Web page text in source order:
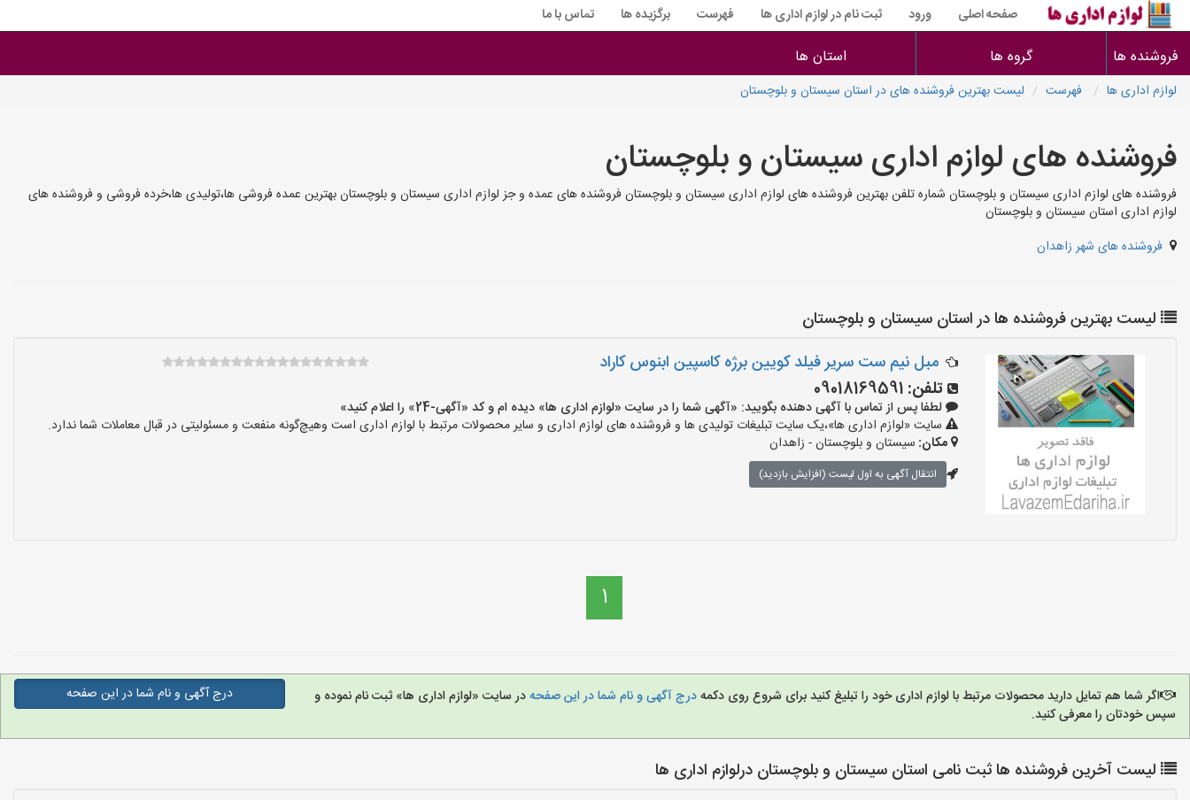
صفحه اصلی ورود ثبت نام در لوازم اداری ها فهرست برگزیده ها تماس با ما
فروشنده ها گروه ها استان ها
لوازم اداری ها فهرست لیست بهترین فروشنده های در استان سیستان و بلوچستان
فروشنده های لوازم اداری سیستان و بلوچستان
فروشنده های لوازم اداری سیستان و بلوچستان شماره تلفن بهترین فروشنده های لوازم اداری سیستان و بلوچستان فروشنده های عمده و جز لوازم اداری سیستان و بلوچستان بهترین عمده فروشی ها،تولیدی ها،خرده فروشی و فروشنده های
لوازم اداری استان سیستان و بلوچستان
فروشنده های شهر زاهدان
لیست بهترین فروشنده ها در استان سیستان و بلوچستان
مبل نیم ست سریر فیلد کویین برژه کاسپین ابنوس کاراد
تلفن: 09018169591
لطفا پس از تماس با آگهی دهنده بگویید: «آگهی شما را در سایت «لوازم اداری ها» دیده ام و کد «آگهی-24» را اعلام کنید»
سایت «لوازم اداری ها»،یک سایت تبلیغات تولیدی ها و فروشنده های لوازم اداری و سایر محصولات مرتبط با لوازم اداری است وهیچ‌گونه منفعت و مسئولیتی در قبال معاملات شما ندارد.
مکان: سیستان و بلوچستان - زاهدان
انتقال آگهی به اول لیست (افزایش بازدید)
1
اگر شما هم تمایل دارید محصولات مرتبط با لوازم اداری خود را تبلیغ کنید برای شروع روی دکمهدرج آگهی و نام شما در این صفحهدر سایت «لوازم اداری ها» ثبت نام نموده و
سپس خودتان را معرفی کنید.
درج آگهی و نام شما در این صفحه
لیست آخرین فروشنده ها ثبت نامی استان سیستان و بلوچستان درلوازم اداری ها